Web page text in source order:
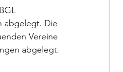
abgelegt. Die
Vereine
abgelegt.